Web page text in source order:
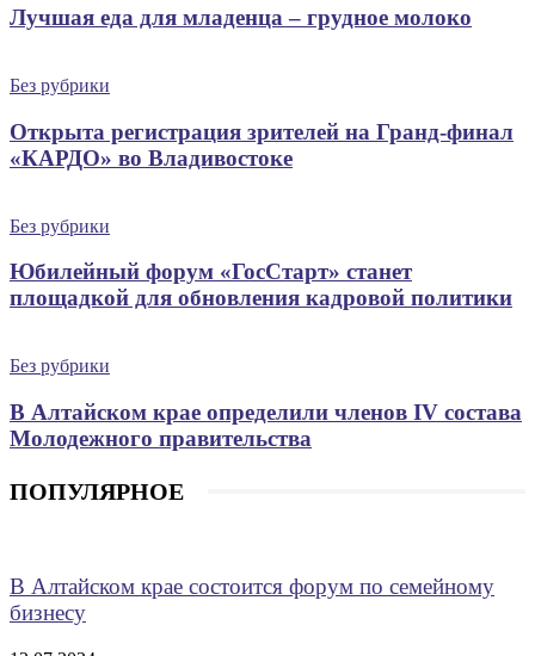
Лучшая еда для младенца – грудное молоко
Без рубрики
Открыта регистрация зрителей на Гранд-финал
«КАРДО» во Владивостоке
Без рубрики
Юбилейный форум «ГосСтарт» станет
площадкой для обновления кадровой политики
Без рубрики
В Алтайском крае определили членов IV состава
Молодежного правительства
ПОПУЛЯРНОЕ
В Алтайском крае состоится форум по семейному
бизнесу